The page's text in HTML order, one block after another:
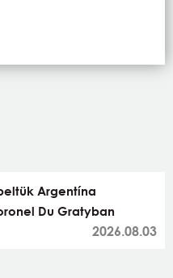
Argentína
Du Gratyban
2026.08.03